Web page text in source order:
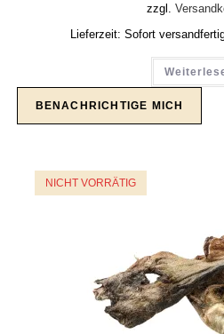
zzgl.
Lieferzeit: Sofort
NICHT VORRÄTIG